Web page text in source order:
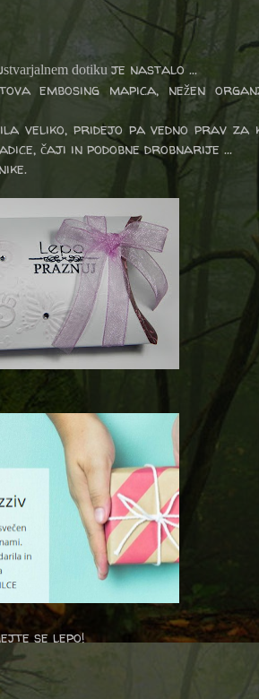
stvarjalnem dotiku je nastalo ...
embosing mapica, nežen
veliko, pridejo pa vedno prav za
čaji in podobne drobnarije ...
se lepo!